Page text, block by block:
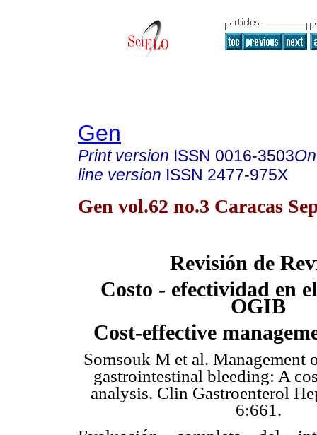
Gen
Print version ISSN 0016-3503
line version ISSN 2477-975X
Gen vol.62 no.3 Caracas
Revisión de
Costo - efectividad en
OGIB
Cost-effective
Somsouk M et al. Management
gastrointestinal bleeding: A
analysis. Clin Gastroenterol
6:661.